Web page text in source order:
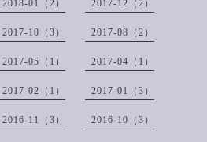
2018-01（2） 2017-12（2）
2017-10（3） 2017-08（2）
2017-05（1） 2017-04（1）
2017-02（1） 2017-01（3）
2016-11（3） 2016-10（3）